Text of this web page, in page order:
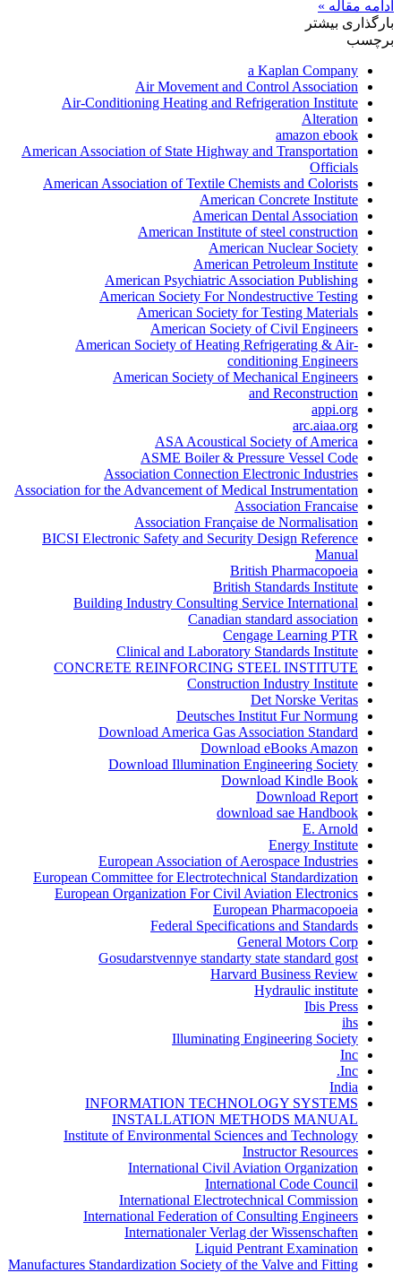
ادامه مقاله »
بارگذاری بیشتر
برچسب
a Kaplan Company
Air Movement and Control Association
Air-Conditioning Heating and Refrigeration Institute
Alteration
amazon ebook
American Association of State Highway and Transportation
Officials
American Association of Textile Chemists and Colorists
American Concrete Institute
American Dental Association
American Institute of steel construction
American Nuclear Society
American Petroleum Institute
American Psychiatric Association Publishing
American Society For Nondestructive Testing
American Society for Testing Materials
American Society of Civil Engineers
American Society of Heating Refrigerating & Air-
conditioning Engineers
American Society of Mechanical Engineers
and Reconstruction
appi.org
arc.aiaa.org
ASA Acoustical Society of America
ASME Boiler & Pressure Vessel Code
Association Connection Electronic Industries
Association for the Advancement of Medical Instrumentation
Association Francaise
Association Française de Normalisation
BICSI Electronic Safety and Security Design Reference
Manual
British Pharmacopoeia
British Standards Institute
Building Industry Consulting Service International
Canadian standard association
Cengage Learning PTR
Clinical and Laboratory Standards Institute
CONCRETE REINFORCING STEEL INSTITUTE
Construction Industry Institute
Det Norske Veritas
Deutsches Institut Fur Normung
Download America Gas Association Standard
Download eBooks Amazon
Download Illumination Engineering Society
Download Kindle Book
Download Report
download sae Handbook
E. Arnold
Energy Institute
European Association of Aerospace Industries
European Committee for Electrotechnical Standardization
European Organization For Civil Aviation Electronics
European Pharmacopoeia
Federal Specifications and Standards
General Motors Corp
Gosudarstvennye standarty state standard gost
Harvard Business Review
Hydraulic institute
Ibis Press
ihs
Illuminating Engineering Society
Inc
Inc.
India
INFORMATION TECHNOLOGY SYSTEMS
INSTALLATION METHODS MANUAL
Institute of Environmental Sciences and Technology
Instructor Resources
International Civil Aviation Organization
International Code Council
International Electrotechnical Commission
International Federation of Consulting Engineers
Internationaler Verlag der Wissenschaften
Liquid Pentrant Examination
Manufactures Standardization Society of the Valve and Fitting